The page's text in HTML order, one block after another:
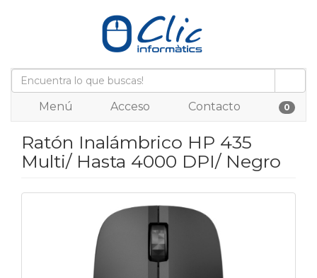
Menú Acceso Contacto 0
Ratón Inalámbrico HP 435
Multi/ Hasta 4000 DPI/ Negro